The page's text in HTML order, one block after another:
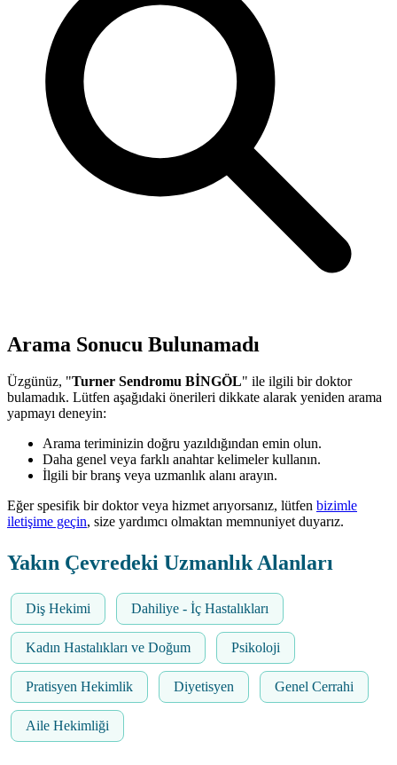
Arama Sonucu Bulunamadı
Üzgünüz, "Turner Sendromu BİNGÖL" ile ilgili bir doktor
bulamadık. Lütfen aşağıdaki önerileri dikkate alarak yeniden arama
yapmayı deneyin:
Arama teriminizin doğru yazıldığından emin olun.
Daha genel veya farklı anahtar kelimeler kullanın.
İlgili bir branş veya uzmanlık alanı arayın.
Eğer spesifik bir doktor veya hizmet arıyorsanız, lütfen bizimle
iletişime geçin, size yardımcı olmaktan memnuniyet duyarız.
Yakın Çevredeki Uzmanlık Alanları
Diş Hekimi Dahiliye - İç Hastalıkları
Kadın Hastalıkları ve Doğum Psikoloji
Pratisyen Hekimlik Diyetisyen Genel Cerrahi
Aile Hekimliği